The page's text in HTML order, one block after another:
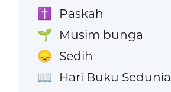
✝️ Paskah
🌱 Musim bunga
😞 Sedih
📖 Hari Buku Sedunia